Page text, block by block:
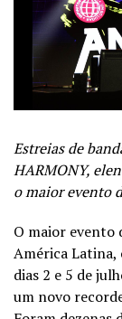
Estreias de
HARMONY,
o maior evento
O maior evento
América Latina,
dias 2 e 5 de
um novo